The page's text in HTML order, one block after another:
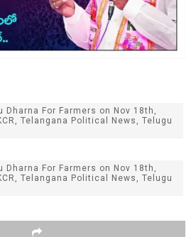
Dharna For Farmers on Nov 18th,
Telangana Political News, Telugu
Dharna For Farmers on Nov 18th,
Telangana Political News, Telugu